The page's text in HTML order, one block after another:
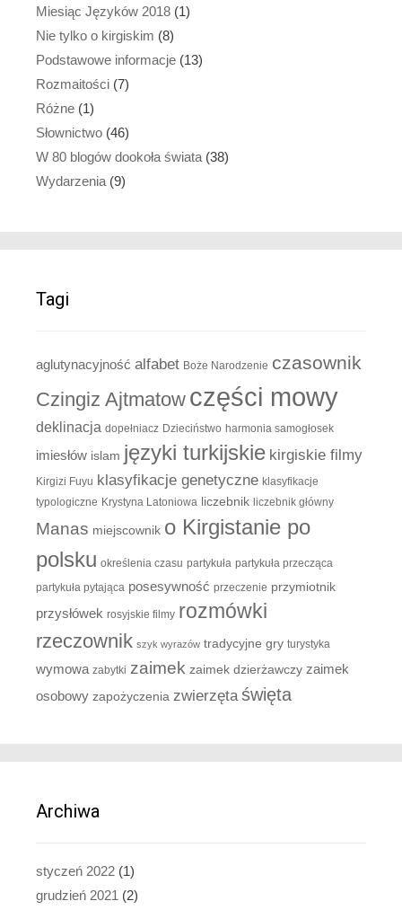
Miesiąc Języków 2018 (1)
Nie tylko o kirgiskim (8)
Podstawowe informacje (13)
Rozmaitości (7)
Różne (1)
Słownictwo (46)
W 80 blogów dookoła świata (38)
Wydarzenia (9)
Tagi
aglutynacyjność alfabet Boże Narodzenie czasownik
Czingiz Ajtmatow części mowy
deklinacja dopełniacz Dzieciństwo harmonia samogłosek
imiesłów islam języki turkijskie kirgiskie filmy
Kirgizi Fuyu klasyfikacje genetyczne klasyfikacje
typologiczne Krystyna Latoniowa liczebnik liczebnik główny
Manas miejscownik o Kirgistanie po
polsku określenia czasu partykuła partykuła przecząca
partykuła pytająca posesywność przeczenie przymiotnik
przysłówek rosyjskie filmy rozmówki
rzeczownik szyk wyrazów tradycyjne gry turystyka
wymowa zabytki zaimek zaimek dzierżawczy zaimek
osobowy zapożyczenia zwierzęta święta
Archiwa
styczeń 2022 (1)
grudzień 2021 (2)